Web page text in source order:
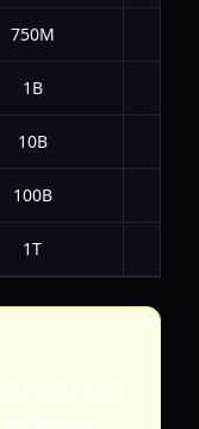
750M
1B
10B
100B
1T